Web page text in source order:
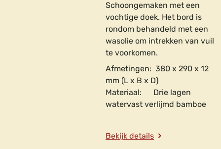
Schoongemaken met een
vochtige doek. Het bord is
rondom behandeld met een
wasolie om intrekken van vuil
te voorkomen.
Afmetingen: 380 x 290 x 12
mm (L x B x D)
Materiaal: Drie lagen
watervast verlijmd bamboe
Bekijk details